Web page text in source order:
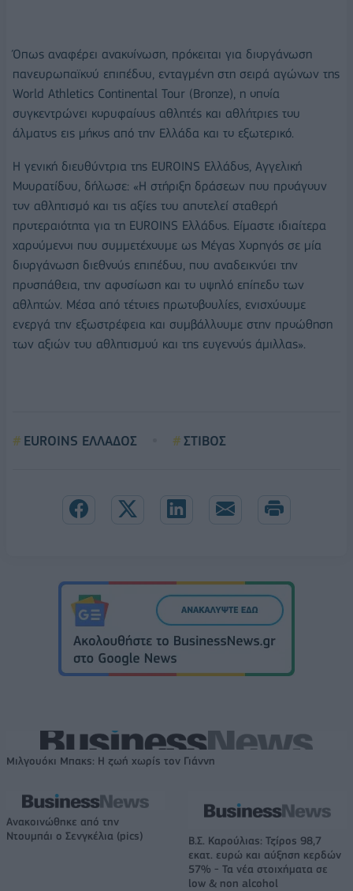
Όπως αναφέρει ανακοίνωση, πρόκειται για διοργάνωση
πανευρωπαϊκού επιπέδου, ενταγμένη στη σειρά αγώνων της
World Athletics Continental Tour (Bronze), η οποία
συγκεντρώνει κορυφαίους αθλητές και αθλήτριες του
άλματος εις μήκος από την Ελλάδα και το εξωτερικό.
Η γενική διευθύντρια της EUROINS Ελλάδος, Αγγελική
Μουρατίδου, δήλωσε: «Η στήριξη δράσεων που προάγουν
τον αθλητισμό και τις αξίες του αποτελεί σταθερή
προτεραιότητα για τη EUROINS Ελλάδος. Είμαστε ιδιαίτερα
χαρούμενοι που συμμετέχουμε ως Μέγας Χορηγός σε μία
διοργάνωση διεθνούς επιπέδου, που αναδεικνύει την
προσπάθεια, την αφοσίωση και το υψηλό επίπεδο των
αθλητών. Μέσα από τέτοιες πρωτοβουλίες, ενισχύουμε
ενεργά την εξωστρέφεια και συμβάλλουμε στην προώθηση
των αξιών του αθλητισμού και της ευγενούς άμιλλας».
EUROINS ΕΛΛΑΔΟΣ ΣΤΙΒΟΣ
Μιλγουόκι Μπακς: Η ζωή χωρίς τον Γιάννη
Ανακοινώθηκε από την
Ντουμπάι ο Σενγκέλια (pics)
Β.Σ. Καρούλιας: Τζίρος 98,7
εκατ. ευρώ και αύξηση κερδών
57% - Τα νέα στοιχήματα σε
low & non alcohol